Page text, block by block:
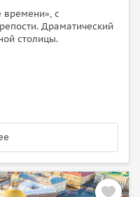
времени», с
Драматический
столицы.